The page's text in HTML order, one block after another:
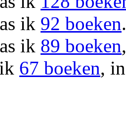
ik 92 boeken.
ik 89 boeken
67 boeken,